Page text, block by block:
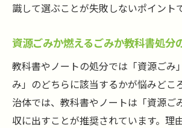
識して選ぶことが失敗しないポイントで
資源ごみか燃えるごみか教科書処分
教科書やノートの処分では「資源ごみ
み」のどちらに該当するかが悩みどこ
治体では、教科書やノートは「資源ご
収に出すことが推奨されています。理